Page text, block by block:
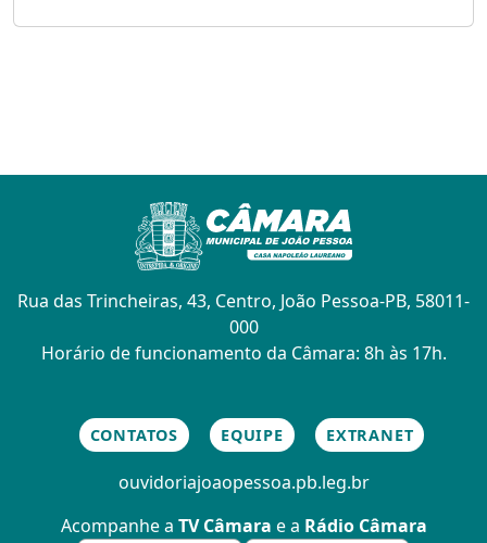
Rua das Trincheiras, 43, Centro, João Pessoa-PB, 58011-
000
Horário de funcionamento da Câmara: 8h às 17h.
CONTATOS EQUIPE EXTRANET
ouvidoriajoaopessoa.pb.leg.br
Acompanhe a TV Câmara e a Rádio Câmara